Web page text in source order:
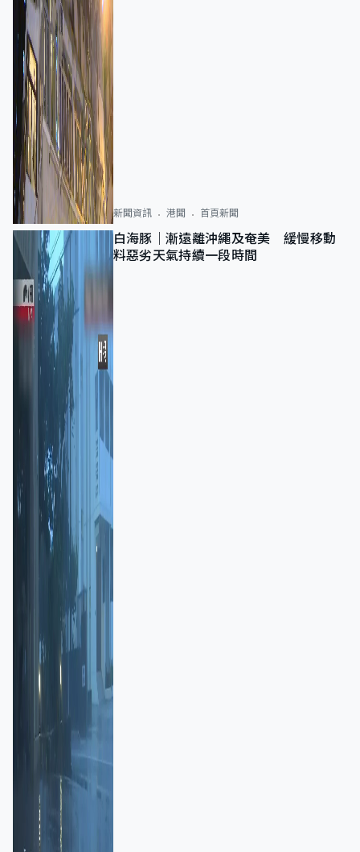
新聞資訊 港聞 首頁新聞
白海豚｜漸遠離沖繩及奄美 緩慢移動
料惡劣天氣持續一段時間